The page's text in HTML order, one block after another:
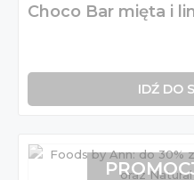
Choco Bar mięta i
IDŹ DO